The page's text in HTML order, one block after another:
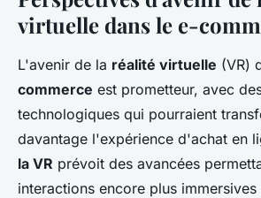
virtuelle dans le e-
L'avenir de la réalité virtuelle (VR)
commerce est prometteur, avec
technologiques qui pourraient
davantage l'expérience d'achat en
la VR prévoit des avancées
interactions encore plus immersives